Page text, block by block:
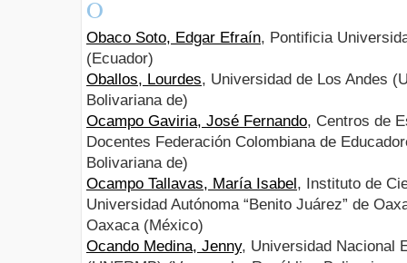
O
Obaco Soto, Edgar Efraín, Pontificia
(Ecuador)
Oballos, Lourdes, Universidad de Los Andes
Bolivariana de)
Ocampo Gaviria, José Fernando, Centros de
Docentes Federación Colombiana de
Bolivariana de)
Ocampo Tallavas, María Isabel , Instituto de
Universidad Autónoma “Benito Juárez” de
Oaxaca (México)
Ocando Medina, Jenny, Universidad Nacional